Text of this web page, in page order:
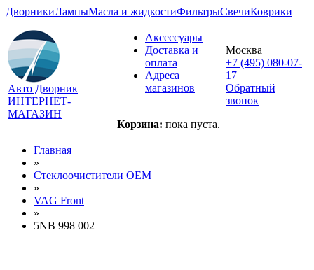
ДворникиЛампыМасла и жидкостиФильтрыСвечиКоврики
Авто Дворник
ИНТЕРНЕТ-
МАГАЗИН
Аксессуары
Доставка и
оплата
Адреса
магазинов
Корзина: пока пуста.
Москва
+7 (495) 080-07-
17
Обратный
звонок
Главная
»
Стеклоочистители OEM
»
VAG Front
»
5NB 998 002